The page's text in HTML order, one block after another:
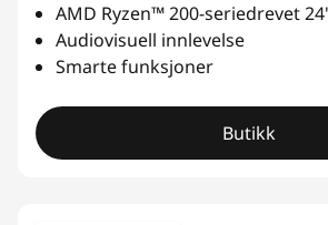
AMD Ryzen™ 200-seriedrevet
Audiovisuell innlevelse
Smarte funksjoner
Butikk